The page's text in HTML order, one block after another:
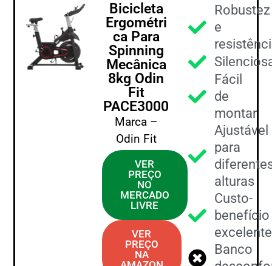
Bicicleta
Ergométri
ca Para
Spinning
Mecânica
8kg Odin
Fit
PACE3000
Marca –
Odin Fit
VER
PREÇO
NO
MERCADO
LIVRE
VER
PREÇO
NA
Robustez
e
Fácil
de
montar
Ajustável
para
alturas
Custo-
benefício
excelente
Banco